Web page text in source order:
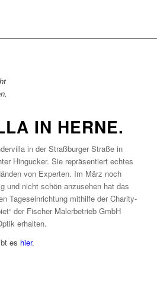
IN HERNE.
in der Straßburger Straße in
Hingucker. Sie repräsentiert echtes
von Experten. Im März noch
und nicht schön anzusehen hat das
Tageseinrichtung mithilfe der Charity-
der Fischer Malerbetrieb GmbH
erhalten.
es hier.